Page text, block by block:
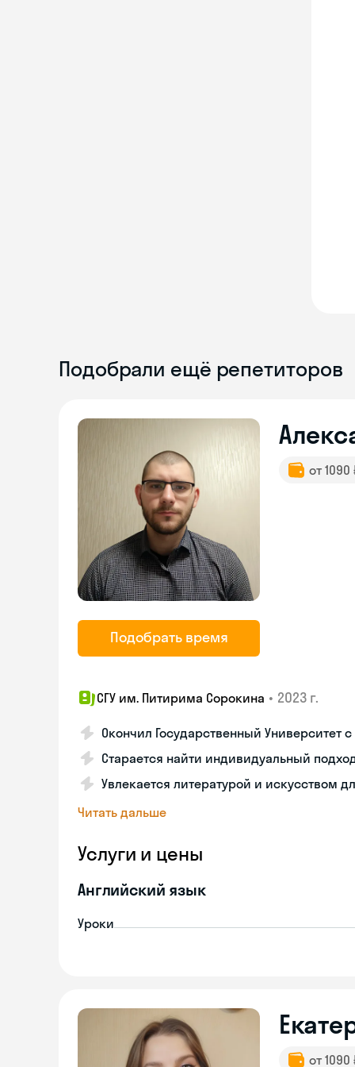
Подобрали ещё репетиторов
Подобрать время
от
СГУ им. Питирима Сорокина • 2023 г.
Окончил Государственный Университет
Старается найти индивидуальный
Увлекается литературой и искусством
Читать дальше
Услуги и цены
Английский язык
Уроки
от